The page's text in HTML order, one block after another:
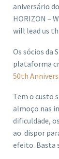
aniversário
HORIZON –
will lead us
Os sócios da
plataforma
50th
Tem o custo
almoço nas
dificuldade,
ao dispor
efeito. Basta